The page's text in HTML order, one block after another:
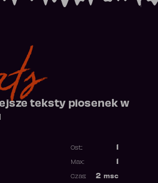
teksty piosenek w
Ost.:
Max:
2 msc
Czas: